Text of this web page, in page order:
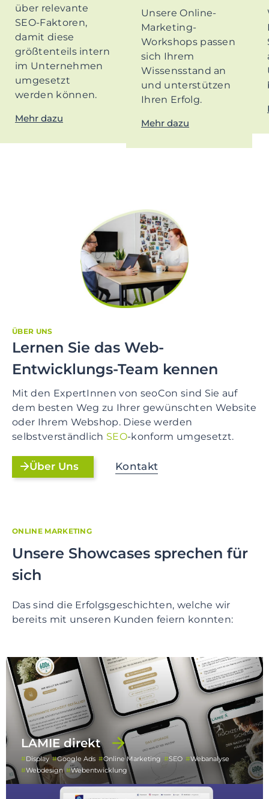
über relevante
SEO-Faktoren,
damit diese
größtenteils intern
im Unternehmen
umgesetzt
werden können.
Mehr dazu
Unsere Online-
Marketing-
Workshops passen
sich Ihrem
Wissensstand an
und unterstützen
Ihren Erfolg.
Mehr dazu
ÜBER UNS
Lernen Sie das Web-
Entwicklungs-Team kennen
Mit den ExpertInnen von seoCon sind Sie auf
dem besten Weg zu Ihrer gewünschten Website
oder Ihrem Webshop. Diese werden
selbstverständlich SEO-konform umgesetzt.
Über Uns Kontakt
ONLINE MARKETING
Unsere Showcases sprechen für
sich
Das sind die Erfolgsgeschichten, welche wir
bereits mit unseren Kunden feiern konnten:
LAMIE direkt
Display Google Ads Online Marketing SEO
Webanalyse
Webdesign
Webentwicklung